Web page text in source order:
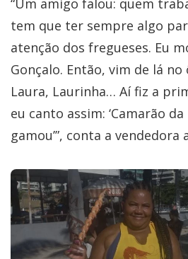
tem que ter sempre algo
atenção dos fregueses. Eu
Gonçalo. Então, vim de lá
Laura, Laurinha… Aí fiz a
eu canto assim: ‘Camarão
gamou’”, conta a vendedora